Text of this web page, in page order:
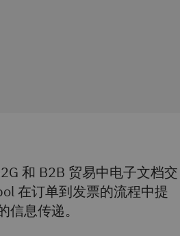
和 B2B 贸易中电子文档交
在订单到发票的流程中提
息传递。